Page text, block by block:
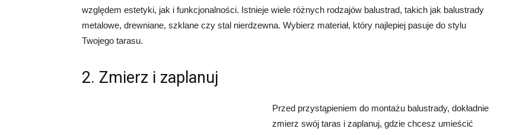
względem estetyki, jak i funkcjonalności. Istnieje wiele różnych rodzajów balustrad, takich jak balustrady
metalowe, drewniane, szklane czy stal nierdzewna. Wybierz materiał, który najlepiej pasuje do stylu
Twojego tarasu.
2. Zmierz i zaplanuj
Przed przystąpieniem do montażu balustrady, dokładnie
zmierz swój taras i zaplanuj, gdzie chcesz umieścić